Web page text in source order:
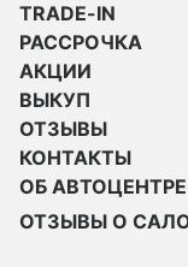
TRADE-IN
РАССРОЧКА
АКЦИИ
ВЫКУП
ОТЗЫВЫ
КОНТАКТЫ
ОБ АВТОЦЕНТРЕ
ОТЗЫВЫ О